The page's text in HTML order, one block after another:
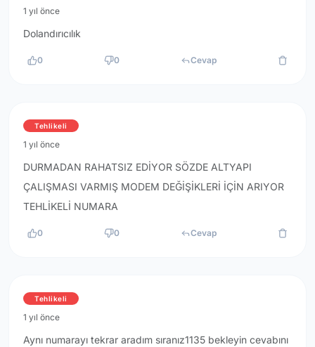
1 yıl önce
Dolandırıcılık
0 0 Cevap
Tehlikeli
1 yıl önce
DURMADAN RAHATSIZ EDİYOR SÖZDE ALTYAPI
ÇALIŞMASI VARMIŞ MODEM DEĞİŞİKLERİ İÇİN ARIYOR
TEHLİKELİ NUMARA
0 0 Cevap
Tehlikeli
1 yıl önce
Aynı numarayı tekrar aradım sıranız1135 bekleyin cevabını